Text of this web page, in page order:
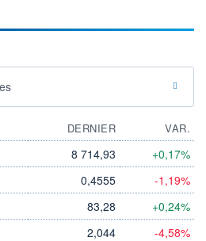
DERNIER
VAR.
8 714,93 +0,17%
0,4555 -1,19%
83,28 +0,24%
2,044 -4,58%